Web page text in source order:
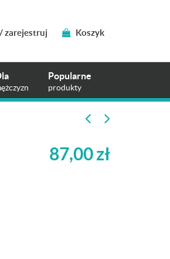
zarejestruj Koszyk
Popularne
produkty
87,00zł